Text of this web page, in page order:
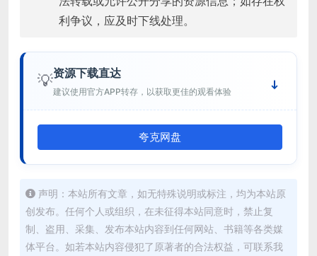
利争议，应及时下线处理。
💡资源下载直达
建议使用官方APP转存，以获取更佳的观看体验
夸克网盘
声明：本站所有文章，如无特殊说明或标注，均为本站原
创发布。任何个人或组织，在未征得本站同意时，禁止复
制、盗用、采集、发布本站内容到任何网站、书籍等各类媒
体平台。如若本站内容侵犯了原著者的合法权益，可联系我